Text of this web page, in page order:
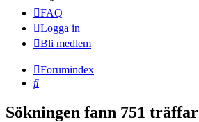
FAQ
Logga in
Bli medlem
Forumindex
Sök
Sökningen fann 751 träffar